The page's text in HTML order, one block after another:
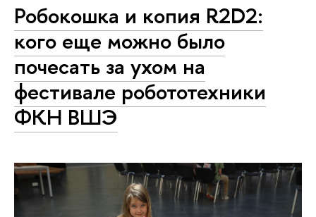
Робокошка и копия R2D2:
кого еще можно было
почесать за ухом на
фестивале робототехники
ФКН ВШЭ